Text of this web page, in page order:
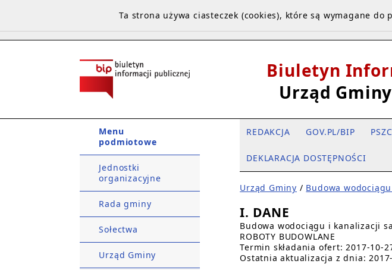
Biuletyn
Urząd
Menu
podmiotowe
Jednostki
organizacyjne
Rada gminy
Sołectwa
Urząd Gminy
REDAKCJA GOV.PL/BIP
DEKLARACJA DOSTĘPNOŚCI
Urząd Gminy / Budowa
I. DANE
Budowa wodociągu i kanalizacji
ROBOTY BUDOWLANE
Termin składania ofert: 2017-10-
Ostatnia aktualizacja z dnia:
Ta strona używa ciasteczek (cookies), które są wymagane